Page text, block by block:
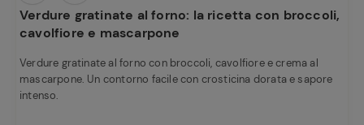
Verdure gratinate al forno: la ricetta con broccoli,
cavolfiore e mascarpone
Verdure gratinate al forno con broccoli, cavolfiore e crema al
mascarpone. Un contorno facile con crosticina dorata e sapore
intenso.